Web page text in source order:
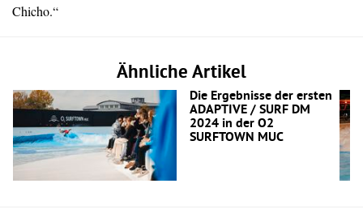
Chicho.“
Ähnliche Artikel
Die Ergebnisse der ersten
ADAPTIVE / SURF DM
2024 in der O2
SURFTOWN MUC